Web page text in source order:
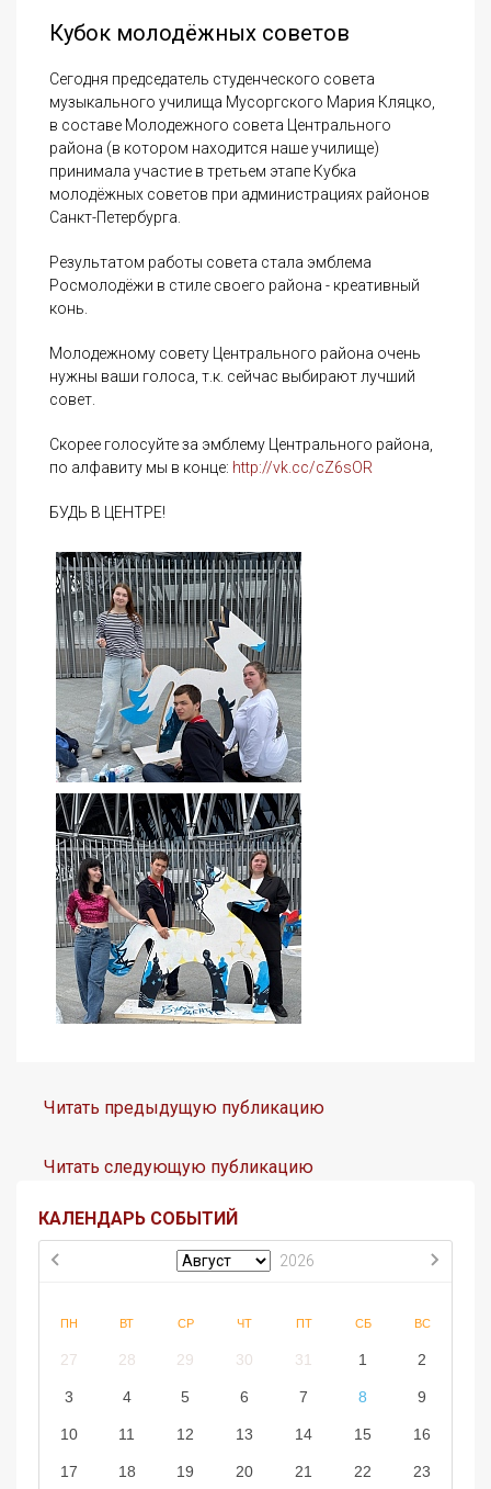
Кубок молодёжных советов
Сегодня председатель студенческого совета
музыкального училища Мусоргского Мария Кляцко,
в составе Молодежного совета Центрального
района (в котором находится наше училище)
принимала участие в третьем этапе Кубка
молодёжных советов при администрациях районов
Санкт-Петербурга.
Результатом работы совета стала эмблема
Росмолодёжи в стиле своего района - креативный
конь.
Молодежному совету Центрального района очень
нужны ваши голоса, т.к. сейчас выбирают лучший
совет.
Скорее голосуйте за эмблему Центрального района,
по алфавиту мы в конце: http://vk.cc/cZ6sOR
БУДЬ В ЦЕНТРЕ!
Читать предыдущую публикацию
Читать следующую публикацию
КАЛЕНДАРЬ СОБЫТИЙ
2026
ПН ВТ СР ЧТ ПТ СБ ВС
27 28 29 30 31 1 2
3 4 5 6 7 8 9
10 11 12 13 14 15 16
17 18 19 20 21 22 23